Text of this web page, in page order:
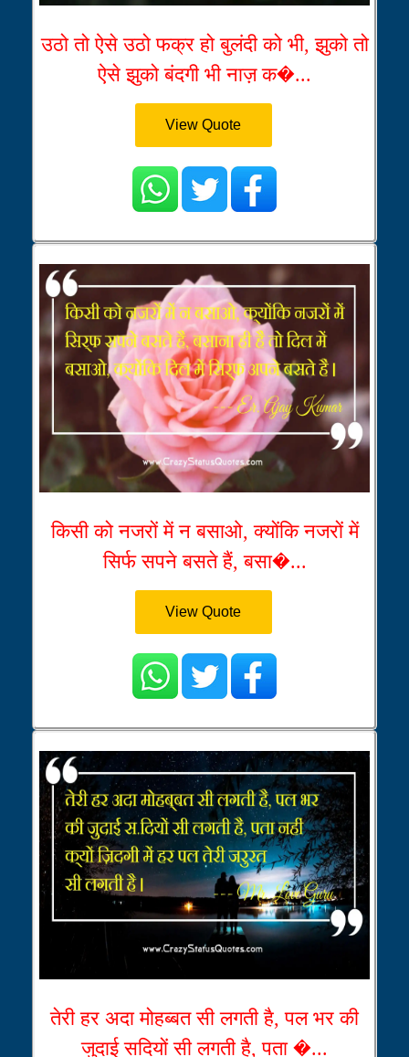
उठो तो ऐसे उठो फक्र हो बुलंदी को भी, झुको तो
ऐसे झुको बंदगी भी नाज़ क�...
View Quote
किसी को नजरों में न बसाओ, क्योंकि नजरों में
सिर्फ सपने बसते हैं, बसा�...
View Quote
तेरी हर अदा मोहब्बत सी लगती है, पल भर की
जुदाई सदियों सी लगती है, पता �...